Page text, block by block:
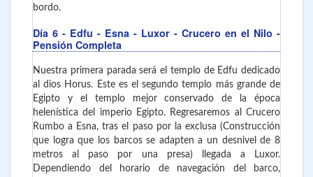
bordo.
Día 6 - Edfu - Esna - Luxor - Crucero en el Nilo -
Pensión Completa
Nuestra primera parada será el templo de Edfu dedicado
al dios Horus. Este es el segundo templo más grande de
Egipto y el templo mejor conservado de la época
helenística del imperio Egipto. Regresaremos al Crucero
Rumbo a Esna, tras el paso por la exclusa (Construcción
que logra que los barcos se adapten a un desnivel de 8
metros al paso por una presa) llegada a Luxor.
Dependiendo del horario de navegación del barco,